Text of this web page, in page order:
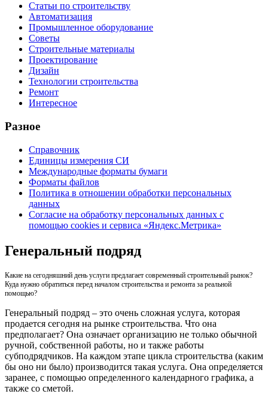
Статьи по строительству
Автоматизация
Промышленное оборудование
Советы
Строительные материалы
Проектирование
Дизайн
Технологии строительства
Ремонт
Интересное
Разное
Справочник
Единицы измерения СИ
Международные форматы бумаги
Форматы файлов
Политика в отношении обработки персональных
данных
Согласие на обработку персональных данных с
помощью cookies и сервиса «Яндекс.Метрика»
Генеральный подряд
Какие на сегодняшний день услуги предлагает современный строительный рынок?
Куда нужно обратиться перед началом строительства и ремонта за реальной
помощью?
Генеральный подряд – это очень сложная услуга, которая
продается сегодня на рынке строительства. Что она
предполагает? Она означает организацию не только обычной
ручной, собственной работы, но и также работы
субподрядчиков. На каждом этапе цикла строительства (каким
бы оно ни было) производится такая услуга. Она определяется
заранее, с помощью определенного календарного графика, а
также со сметой.